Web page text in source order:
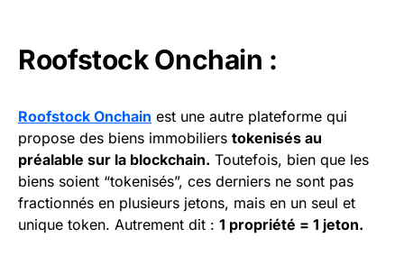
Roofstock Onchain :
Roofstock Onchain est une autre plateforme qui
propose des biens immobiliers tokenisés au
préalable sur la blockchain. Toutefois, bien que les
biens soient “tokenisés”, ces derniers ne sont pas
fractionnés en plusieurs jetons, mais en un seul et
unique token. Autrement dit : 1 propriété = 1 jeton.